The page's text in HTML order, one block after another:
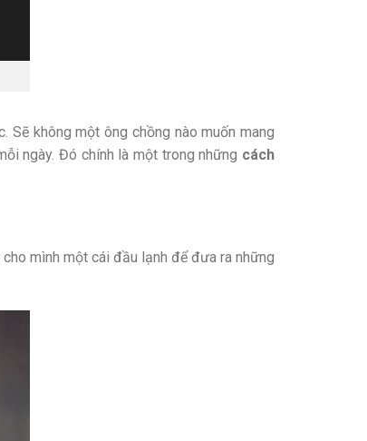
không một ông chồng nào muốn mang
ngày. Đó chính là một trong những cách
mình một cái đầu lạnh để đưa ra những